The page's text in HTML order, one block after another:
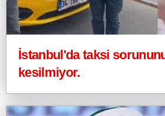
İstanbul'da taksi
kesilmiyor.